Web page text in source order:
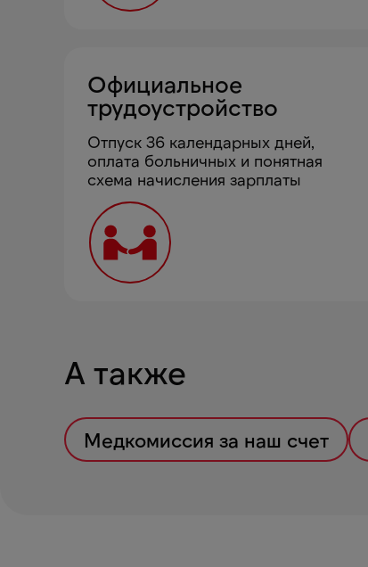
Официальное
трудоустройство
Отпуск 36 календарных дней,
оплата больничных и понятная
схема начисления зарплаты
А также
Медкомиссия за наш счет